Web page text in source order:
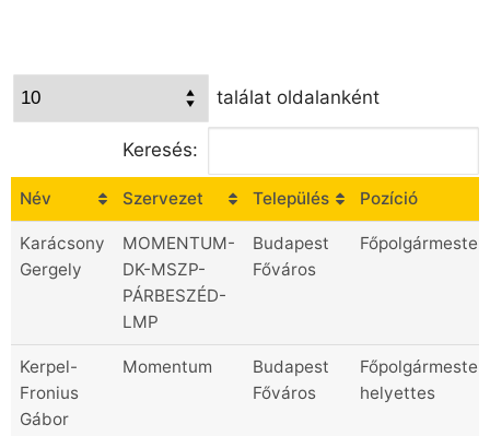
találat oldalanként
Keresés:
Név Szervezet Település Pozíció
Karácsony
Gergely
MOMENTUM-
DK-MSZP-
PÁRBESZÉD-
LMP
Budapest
Főváros
Főpolgármester
Kerpel-
Fronius
Gábor
Momentum
Budapest
Főváros
Főpolgármester-
helyettes